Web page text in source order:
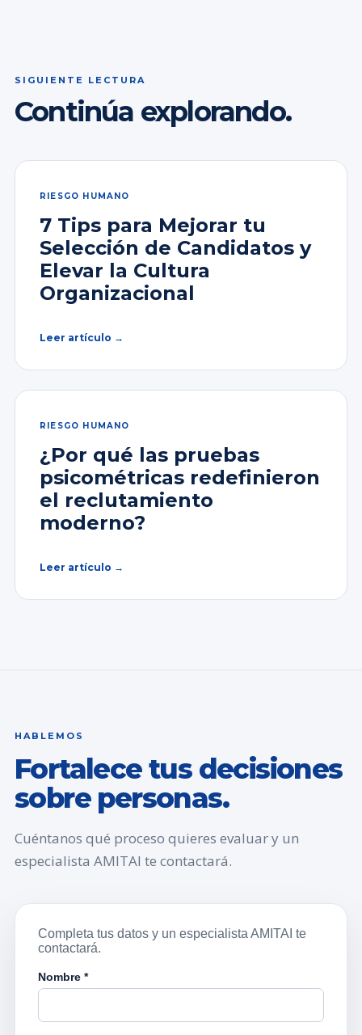
SIGUIENTE LECTURA
Continúa explorando.
RIESGO HUMANO
7 Tips para Mejorar tu
Selección de Candidatos y
Elevar la Cultura
Organizacional
Leer artículo →
RIESGO HUMANO
¿Por qué las pruebas
psicométricas redefinieron
el reclutamiento
moderno?
Leer artículo →
HABLEMOS
Fortalece tus decisiones
sobre personas.
Cuéntanos qué proceso quieres evaluar y un
especialista AMITAI te contactará.